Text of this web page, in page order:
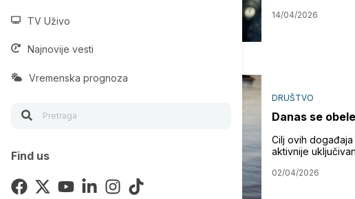
TV Uživo
Najnovije vesti
Vremenska prognoza
Find us
14/04/2026
DRUŠTVO
Danas se
Cilj ovih
aktivnije
02/04/2026